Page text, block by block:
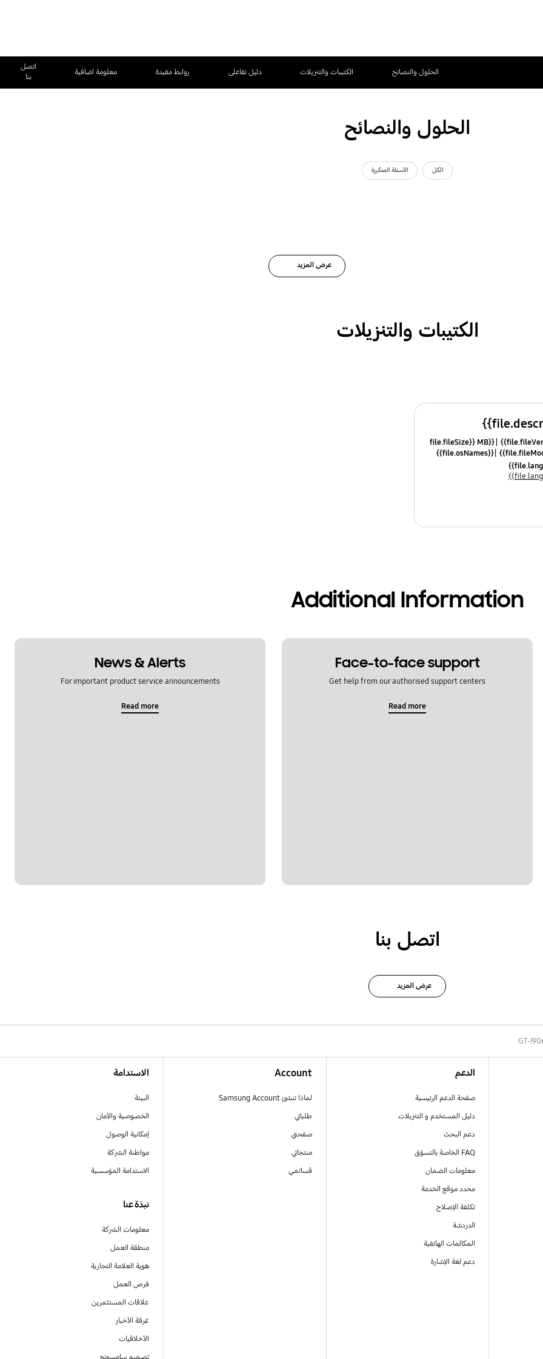
الحلول والنصائح الكتيبات والتنزيلات دليل تفاعلى روابط مفيدة معلومة اضافية
اتصل
بنا
الحلول والنصائح
الكل الأسئلة المتكررة
عرض المزيد
الكتيبات والتنزيلات
{{file.fileSize}} MB
{{file.osNames}}
Additional Information
Face-to-face support
Get help from our authorised support centers
Read more
News & Alerts
For important product service announcements
Read more
اتصل بنا
عرض المزيد
GT-
الدعم
صفحة الدعم الرئيسية
دليل المستخدم و التنزيلات
دعم البحث
FAQ الخاصة بالتسوّق
معلومات الضمان
محدد موقع الخدمة
تكلفة الإصلاح
الدردشة
المكالمات الهاتفية
دعم لغة الإشارة
Account
لماذا تنشئ Samsung Account
طلباتي
صفحتي
منتجاتي
قسائمي
الاستدامة
البيئة
الخصوصية والأمان
إمكانية الوصول
مواطنة الشركة
الاستدامة المؤسسية
نبذة عنا
معلومات الشركة
منطقة العمل
هوية العلامة التجارية
فرص العمل
علاقات المستثمرين
غرفة الأخبار
الأخلاقيات